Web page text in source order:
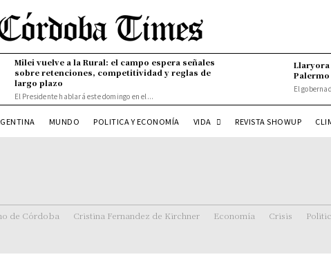
Milei vuelve a la Rural: el campo espera señales
sobre retenciones, competitividad y reglas de
largo plazo
El Presidente hablará este domingo en el...
Palermo
El
MUNDO POLITICA Y ECONOMÍA VIDA REVISTA SHOWUP
de Córdoba Cristina Fernandez de Kirchner Economía Crisis